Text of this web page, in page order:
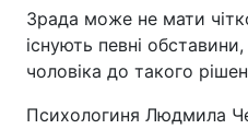
Зрада може не мати
існують певні
чоловіка до такого
Психологиня Людмила